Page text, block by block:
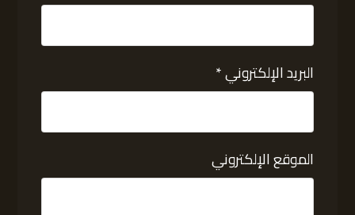
البريد الإلكتروني*
الموقع الإلكتروني